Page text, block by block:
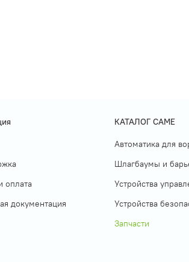
оплата
документация
КАТАЛОГ CAME
Автоматика для
Шлагбаумы и
Устройства
Устройства
Запчасти